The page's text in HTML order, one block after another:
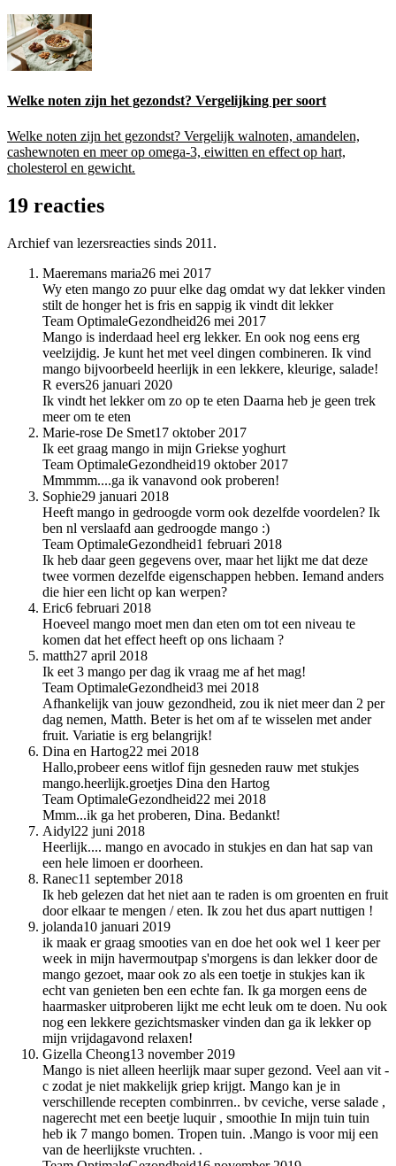
Welke noten zijn het gezondst? Vergelijking per soort
Welke noten zijn het gezondst? Vergelijk walnoten, amandelen,
cashewnoten en meer op omega-3, eiwitten en effect op hart,
cholesterol en gewicht.
19 reacties
Archief van lezersreacties sinds 2011.
Maeremans maria26 mei 2017
Wy eten mango zo puur elke dag omdat wy dat lekker vinden
stilt de honger het is fris en sappig ik vindt dit lekker
Team OptimaleGezondheid26 mei 2017
Mango is inderdaad heel erg lekker. En ook nog eens erg
veelzijdig. Je kunt het met veel dingen combineren. Ik vind
mango bijvoorbeeld heerlijk in een lekkere, kleurige, salade!
R evers26 januari 2020
Ik vindt het lekker om zo op te eten Daarna heb je geen trek
meer om te eten
Marie-rose De Smet17 oktober 2017
Ik eet graag mango in mijn Griekse yoghurt
Team OptimaleGezondheid19 oktober 2017
Mmmmm....ga ik vanavond ook proberen!
Sophie29 januari 2018
Heeft mango in gedroogde vorm ook dezelfde voordelen? Ik
ben nl verslaafd aan gedroogde mango :)
Team OptimaleGezondheid1 februari 2018
Ik heb daar geen gegevens over, maar het lijkt me dat deze
twee vormen dezelfde eigenschappen hebben. Iemand anders
die hier een licht op kan werpen?
Eric6 februari 2018
Hoeveel mango moet men dan eten om tot een niveau te
komen dat het effect heeft op ons lichaam ?
matth27 april 2018
Ik eet 3 mango per dag ik vraag me af het mag!
Team OptimaleGezondheid3 mei 2018
Afhankelijk van jouw gezondheid, zou ik niet meer dan 2 per
dag nemen, Matth. Beter is het om af te wisselen met ander
fruit. Variatie is erg belangrijk!
Dina en Hartog22 mei 2018
Hallo,probeer eens witlof fijn gesneden rauw met stukjes
mango.heerlijk.groetjes Dina den Hartog
Team OptimaleGezondheid22 mei 2018
Mmm...ik ga het proberen, Dina. Bedankt!
Aidyl22 juni 2018
Heerlijk.... mango en avocado in stukjes en dan hat sap van
een hele limoen er doorheen.
Ranec11 september 2018
Ik heb gelezen dat het niet aan te raden is om groenten en fruit
door elkaar te mengen / eten. Ik zou het dus apart nuttigen !
jolanda10 januari 2019
ik maak er graag smooties van en doe het ook wel 1 keer per
week in mijn havermoutpap s'morgens is dan lekker door de
mango gezoet, maar ook zo als een toetje in stukjes kan ik
echt van genieten ben een echte fan. Ik ga morgen eens de
haarmasker uitproberen lijkt me echt leuk om te doen. Nu ook
nog een lekkere gezichtsmasker vinden dan ga ik lekker op
mijn vrijdagavond relaxen!
Gizella Cheong13 november 2019
Mango is niet alleen heerlijk maar super gezond. Veel aan vit -
c zodat je niet makkelijk griep krijgt. Mango kan je in
verschillende recepten combinrren.. bv ceviche, verse salade ,
nagerecht met een beetje luquir , smoothie In mijn tuin tuin
heb ik 7 mango bomen. Tropen tuin. .Mango is voor mij een
van de heerlijkste vruchten. .